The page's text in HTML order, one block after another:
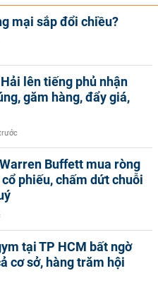
mại sắp đổi chiều?
lên tiếng phủ nhận
găm hàng, đẩy giá,
Buffett mua ròng
cổ phiếu, chấm dứt chuỗi
tại TP HCM bất ngờ
cơ sở, hàng trăm hội